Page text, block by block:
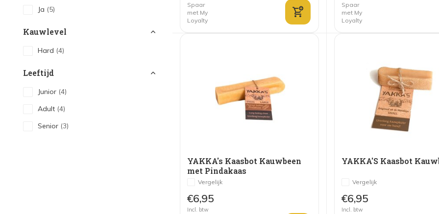
Ja (5)
Kauwlevel
Hard (4)
Leeftijd
Junior (4)
Adult (4)
Senior (3)
Spaar
met My
Loyalty
Spaar
met My
Loyalty
YAKKA's Kaasbot Kauwbeen
met Pindakaas
Vergelijk
€6,95
Incl. btw
YAKKA'S Kaasbot
Vergelijk
€6,95
Incl. btw